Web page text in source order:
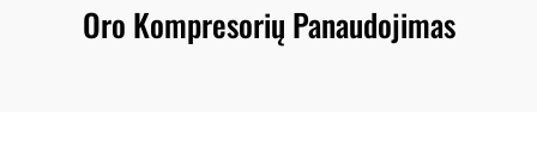
Oro Kompresorių Panaudojimas